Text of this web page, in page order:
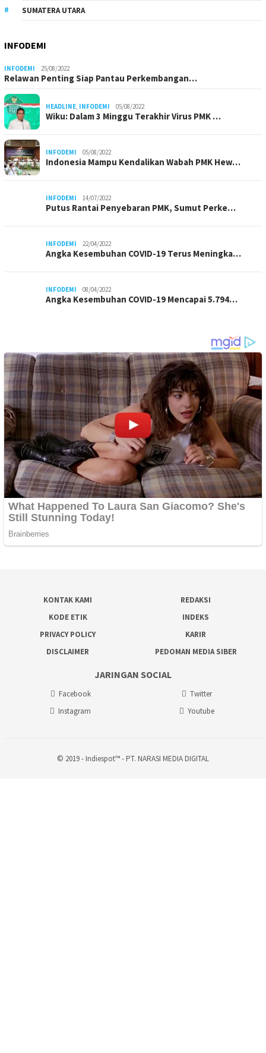
SUMATERA UTARA
INFODEMI
INFODEMI 25/08/2022
Relawan Penting Siap Pantau Perkembangan…
HEADLINE, INFODEMI 05/08/2022
Wiku: Dalam 3 Minggu Terakhir Virus PMK …
INFODEMI 05/08/2022
Indonesia Mampu Kendalikan Wabah PMK Hew…
INFODEMI 14/07/2022
Putus Rantai Penyebaran PMK, Sumut Perke…
INFODEMI 22/04/2022
Angka Kesembuhan COVID-19 Terus Meningka…
INFODEMI 08/04/2022
Angka Kesembuhan COVID-19 Mencapai 5.794…
KONTAK KAMI
REDAKSI
KODE ETIK
INDEKS
PRIVACY POLICY
KARIR
DISCLAIMER
PEDOMAN MEDIA SIBER
JARINGAN SOCIAL
Facebook
Twitter
Instagram
Youtube
© 2019 - Indiespot™ - PT. NARASI MEDIA DIGITAL